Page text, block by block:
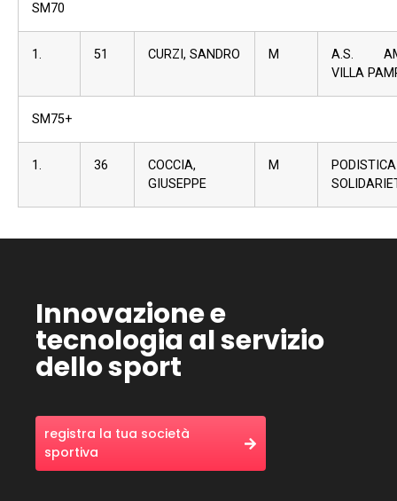
SM70
1. 51 CURZI, SANDRO M
A.S.
VILLA
SM75+
1. 36
COCCIA,
GIUSEPPE
M
PODISTICA
Innovazione e
tecnologia al servizio
dello sport
registra la tua società
sportiva